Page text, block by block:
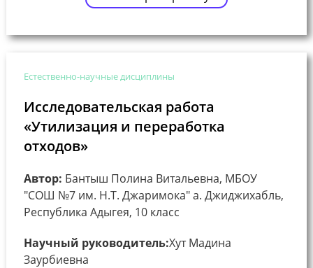
Естественно-научные дисциплины
Исследовательская работа
«Утилизация и переработка
отходов»
Автор: Бантыш Полина Витальевна, МБОУ
"СОШ №7 им. Н.Т. Джаримока" а. Джиджихабль,
Республика Адыгея, 10 класс
Научный руководитель:Хут Мадина
Заурбиевна